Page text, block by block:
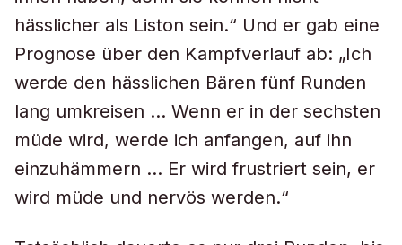
hässlicher als Liston sein.“ Und er gab eine
Prognose über den Kampfverlauf ab: „Ich
werde den hässlichen Bären fünf Runden
lang umkreisen … Wenn er in der sechsten
müde wird, werde ich anfangen, auf ihn
einzuhämmern … Er wird frustriert sein, er
wird müde und nervös werden.“